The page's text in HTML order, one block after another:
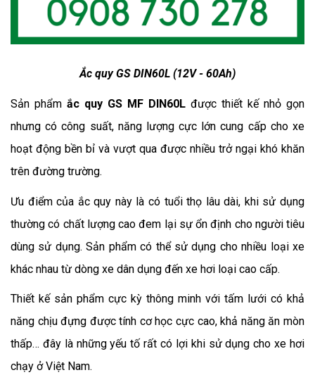
Ắc quy GS DIN60L (12V - 60Ah)
Sản phẩm ắc quy GS MF DIN60L được thiết kế nhỏ gọn
nhưng có công suất, năng lượng cực lớn cung cấp cho xe
hoạt động bền bỉ và vượt qua được nhiều trở ngại khó khăn
trên đường trường.
Ưu điểm của ắc quy này là có tuổi thọ lâu dài, khi sử dụng
thường có chất lượng cao đem lại sự ổn định cho người tiêu
dùng sử dụng. Sản phẩm có thể sử dụng cho nhiều loại xe
khác nhau từ dòng xe dân dụng đến xe hơi loại cao cấp.
Thiết kế sản phẩm cực kỳ thông minh với tấm lưới có khả
năng chịu đựng được tính cơ học cực cao, khả năng ăn mòn
thấp… đây là những yếu tố rất có lợi khi sử dụng cho xe hơi
chạy ở Việt Nam.